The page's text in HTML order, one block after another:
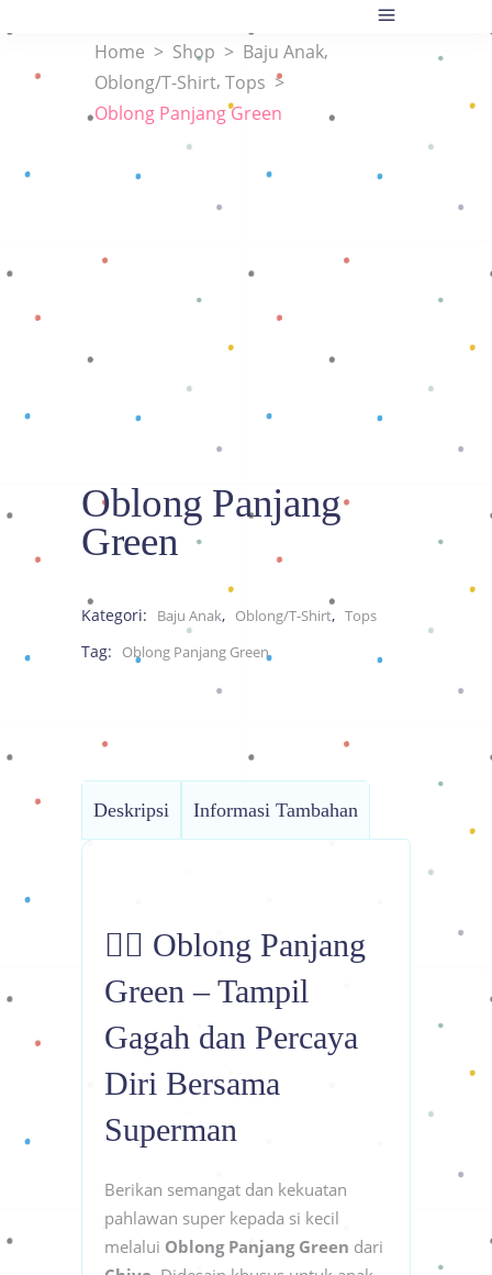
Home > Shop > Baju Anak,
Oblong/T-Shirt, Tops >
Oblong Panjang Green
Oblong Panjang
Green
Kategori: Baju Anak, Oblong/T-Shirt, Tops
Tag: Oblong Panjang Green
Deskripsi Informasi Tambahan
🦸‍♂️ Oblong Panjang
Green – Tampil
Gagah dan Percaya
Diri Bersama
Superman
Berikan semangat dan kekuatan
pahlawan super kepada si kecil
melalui Oblong Panjang Green dari